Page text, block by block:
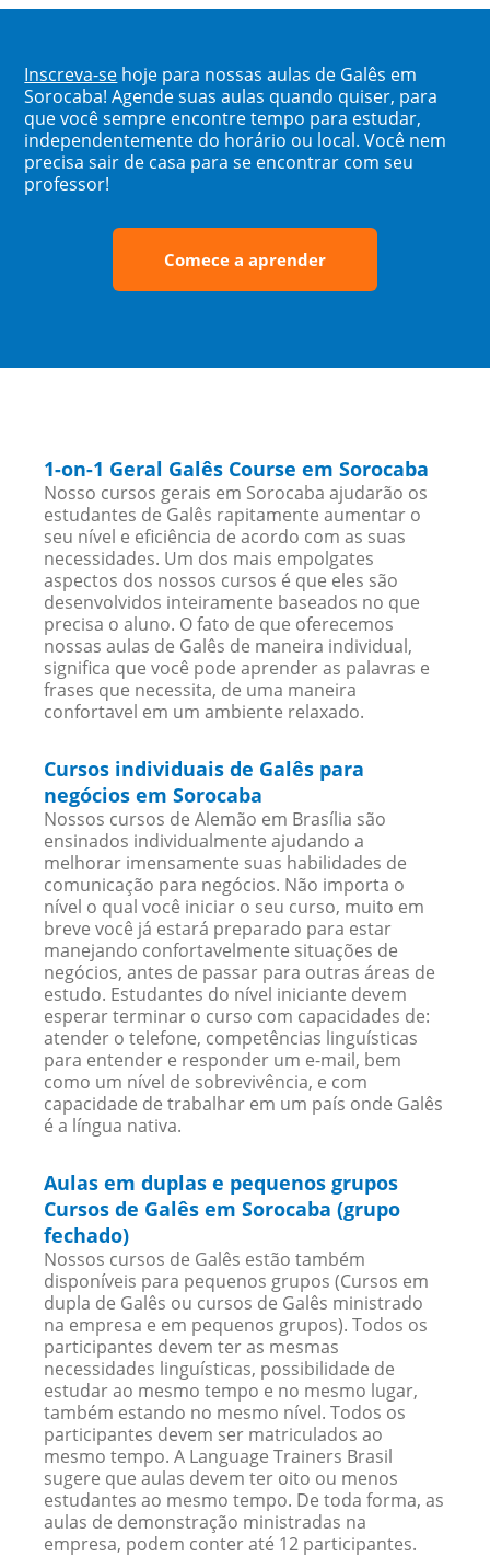
Inscreva-se hoje para nossas aulas de Galês em
Sorocaba! Agende suas aulas quando quiser, para
que você sempre encontre tempo para estudar,
independentemente do horário ou local. Você nem
precisa sair de casa para se encontrar com seu
professor!
Comece a aprender
1-on-1 Geral Galês Course em Sorocaba
Nosso cursos gerais em Sorocaba ajudarão os
estudantes de Galês rapitamente aumentar o
seu nível e eficiência de acordo com as suas
necessidades. Um dos mais empolgates
aspectos dos nossos cursos é que eles são
desenvolvidos inteiramente baseados no que
precisa o aluno. O fato de que oferecemos
nossas aulas de Galês de maneira individual,
significa que você pode aprender as palavras e
frases que necessita, de uma maneira
confortavel em um ambiente relaxado.
Cursos individuais de Galês para
negócios em Sorocaba
Nossos cursos de Alemão em Brasília são
ensinados individualmente ajudando a
melhorar imensamente suas habilidades de
comunicação para negócios. Não importa o
nível o qual você iniciar o seu curso, muito em
breve você já estará preparado para estar
manejando confortavelmente situações de
negócios, antes de passar para outras áreas de
estudo. Estudantes do nível iniciante devem
esperar terminar o curso com capacidades de:
atender o telefone, competências linguísticas
para entender e responder um e-mail, bem
como um nível de sobrevivência, e com
capacidade de trabalhar em um país onde Galês
é a língua nativa.
Aulas em duplas e pequenos grupos
Cursos de Galês em Sorocaba (grupo
fechado)
Nossos cursos de Galês estão também
disponíveis para pequenos grupos (Cursos em
dupla de Galês ou cursos de Galês ministrado
na empresa e em pequenos grupos). Todos os
participantes devem ter as mesmas
necessidades linguísticas, possibilidade de
estudar ao mesmo tempo e no mesmo lugar,
também estando no mesmo nível. Todos os
participantes devem ser matriculados ao
mesmo tempo. A Language Trainers Brasil
sugere que aulas devem ter oito ou menos
estudantes ao mesmo tempo. De toda forma, as
aulas de demonstração ministradas na
empresa, podem conter até 12 participantes.